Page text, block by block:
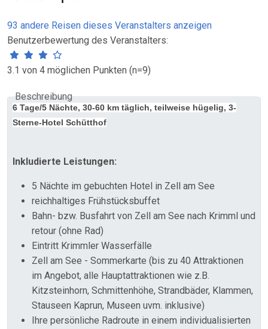
93 andere Reisen dieses Veranstalters anzeigen
Benutzerbewertung des Veranstalters:
3.1 von 4 möglichen Punkten (n=9)
Beschreibung
6 Tage/5 Nächte, 30-60 km täglich, teilweise hügelig, 3-
Sterne-Hotel Schütthof
Inkludierte Leistungen:
5 Nächte im gebuchten Hotel in Zell am See
reichhaltiges Frühstücksbuffet
Bahn- bzw. Busfahrt von Zell am See nach Krimml und
retour (ohne Rad)
Eintritt Krimmler Wasserfälle
Zell am See - Sommerkarte (bis zu 40 Attraktionen
im Angebot, alle Hauptattraktionen wie z.B.
Kitzsteinhorn, Schmittenhöhe, Strandbäder, Klammen,
Stauseen Kaprun, Museen uvm. inklusive)
Ihre persönliche Radroute in einem individualisierten